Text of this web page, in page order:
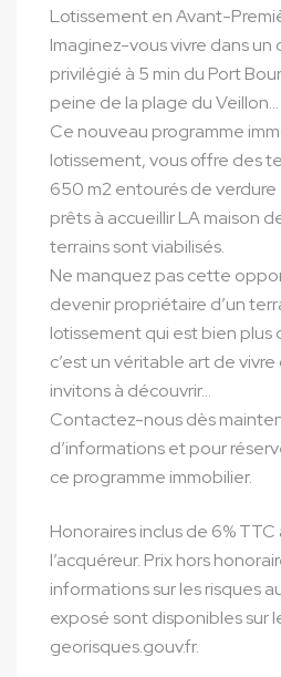
Lotissement en Avant-
Imaginez-vous vivre dans un
privilégié à 5 min du Port
peine de la plage du Veillon…
Ce nouveau programme
lotissement, vous offre des
650 m2 entourés de
prêts à accueillir LA maison
terrains sont viabilisés.
Ne manquez pas cette
devenir propriétaire d’un
lotissement qui est bien plus
c’est un véritable art de
invitons à découvrir…
Contactez-nous dès
d’informations et pour
ce programme immobilier.
Honoraires inclus de 6%
l’acquéreur. Prix hors
informations sur les risques
exposé sont disponibles sur
georisques.gouv.fr.